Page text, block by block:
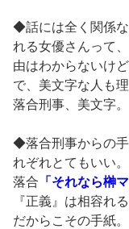
◆話には全く関係な
れる女優さんって
由はわからないけど
で、美文字な人も
落合刑事、美文字。
◆落合刑事からの
れぞれとてもいい。
落合 「それなら榊
『正義』は相容れ
だからこその手紙